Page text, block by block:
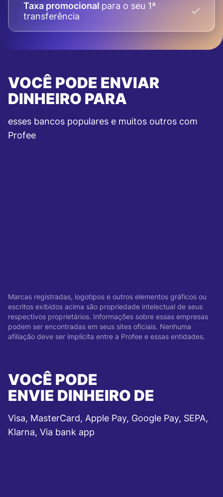
Taxa promocional para o seu 1ª
transferência
VOCÊ PODE ENVIAR
DINHEIRO PARA
esses bancos populares e muitos outros com
Profee
Marcas registradas, logotipos e outros elementos gráficos ou
escritos exibidos acima são propriedade intelectual de seus
respectivos proprietários. Informações sobre essas empresas
podem ser encontradas em seus sites oficiais. Nenhuma
afiliação deve ser implícita entre a Profee e essas entidades.
VOCÊ PODE
ENVIE DINHEIRO DE
Visa, MasterCard, Apple Pay, Google Pay, SEPA,
Klarna, Via bank app